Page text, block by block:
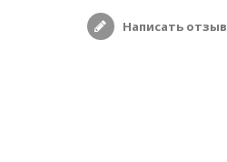
Написать отзыв